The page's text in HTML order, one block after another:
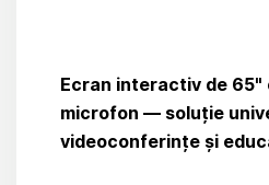
Ecran interactiv de 65"
microfon — soluție
videoconferințe și